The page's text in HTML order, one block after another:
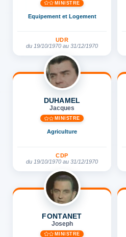
MINISTRE
Equipement et Logement
UDR
du 19/10/1970 au 31/12/1970
DUHAMEL
Jacques
MINISTRE
Agriculture
CDP
du 19/10/1970 au 31/12/1970
FONTANET
Joseph
MINISTRE